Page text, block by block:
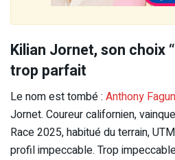
Kilian Jornet, son choix
trop parfait
Le nom est tombé : Anthony
Jornet. Coureur californien,
Race 2025, habitué du terrain,
profil impeccable. Trop